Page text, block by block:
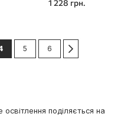
1 228 грн.
currently reading page
Сторінка
5 Сторінка
6 Сторінка
Далі
поділяється на